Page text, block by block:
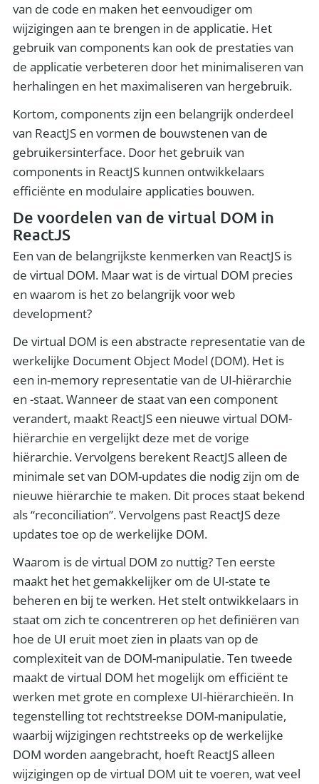
van de code en maken het eenvoudiger om
wijzigingen aan te brengen in de applicatie. Het
gebruik van components kan ook de prestaties van
de applicatie verbeteren door het minimaliseren van
herhalingen en het maximaliseren van hergebruik.
Kortom, components zijn een belangrijk onderdeel
van ReactJS en vormen de bouwstenen van de
gebruikersinterface. Door het gebruik van
components in ReactJS kunnen ontwikkelaars
efficiënte en modulaire applicaties bouwen.
De voordelen van de virtual DOM in
ReactJS
Een van de belangrijkste kenmerken van ReactJS is
de virtual DOM. Maar wat is de virtual DOM precies
en waarom is het zo belangrijk voor web
development?
De virtual DOM is een abstracte representatie van de
werkelijke Document Object Model (DOM). Het is
een in-memory representatie van de UI-hiërarchie
en -staat. Wanneer de staat van een component
verandert, maakt ReactJS een nieuwe virtual DOM-
hiërarchie en vergelijkt deze met de vorige
hiërarchie. Vervolgens berekent ReactJS alleen de
minimale set van DOM-updates die nodig zijn om de
nieuwe hiërarchie te maken. Dit proces staat bekend
als “reconciliation”. Vervolgens past ReactJS deze
updates toe op de werkelijke DOM.
Waarom is de virtual DOM zo nuttig? Ten eerste
maakt het het gemakkelijker om de UI-state te
beheren en bij te werken. Het stelt ontwikkelaars in
staat om zich te concentreren op het definiëren van
hoe de UI eruit moet zien in plaats van op de
complexiteit van de DOM-manipulatie. Ten tweede
maakt de virtual DOM het mogelijk om efficiënt te
werken met grote en complexe UI-hiërarchieën. In
tegenstelling tot rechtstreekse DOM-manipulatie,
waarbij wijzigingen rechtstreeks op de werkelijke
DOM worden aangebracht, hoeft ReactJS alleen
wijzigingen op de virtual DOM uit te voeren, wat veel